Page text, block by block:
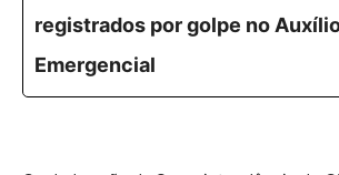
registrados por golpe no
Emergencial